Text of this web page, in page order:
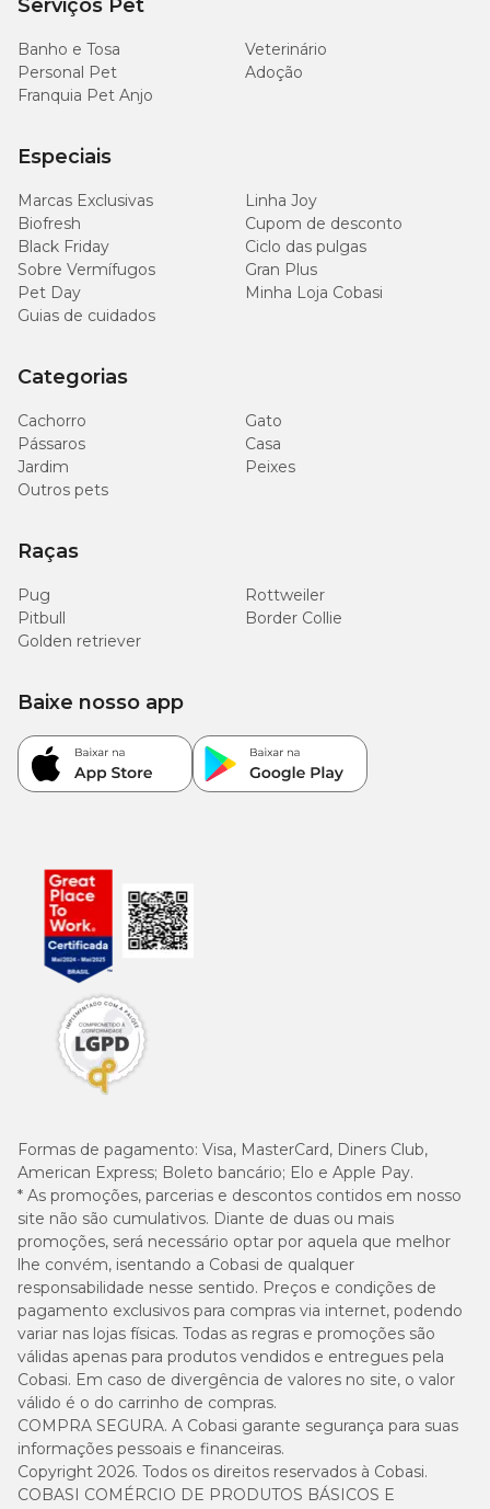
Serviços Pet
Banho e Tosa
Veterinário
Personal Pet
Adoção
Franquia Pet Anjo
Especiais
Marcas Exclusivas
Linha Joy
Biofresh
Cupom de desconto
Black Friday
Ciclo das pulgas
Sobre Vermífugos
Gran Plus
Pet Day
Minha Loja Cobasi
Guias de cuidados
Categorias
Cachorro
Gato
Pássaros
Casa
Jardim
Peixes
Outros pets
Raças
Pug
Rottweiler
Pitbull
Border Collie
Golden retriever
Formas de pagamento: Visa, MasterCard, Diners Club,
American Express; Boleto bancário; Elo e Apple Pay.
* As promoções, parcerias e descontos contidos em nosso
site não são cumulativos. Diante de duas ou mais
promoções, será necessário optar por aquela que melhor
lhe convém, isentando a Cobasi de qualquer
responsabilidade nesse sentido. Preços e condições de
pagamento exclusivos para compras via internet, podendo
variar nas lojas físicas. Todas as regras e promoções são
válidas apenas para produtos vendidos e entregues pela
Cobasi. Em caso de divergência de valores no site, o valor
válido é o do carrinho de compras.
COMPRA SEGURA. A Cobasi garante segurança para suas
informações pessoais e financeiras.
Copyright 2026. Todos os direitos reservados à Cobasi.
COBASI COMÉRCIO DE PRODUTOS BÁSICOS E
Baixe nosso app